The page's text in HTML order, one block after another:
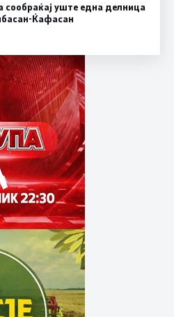
сообраќај уште една делница
Ќафасан